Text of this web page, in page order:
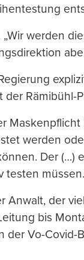
werden
der Rämibühl-
werden
Der (…)
testen
Anwalt, der
bis
der Vo-